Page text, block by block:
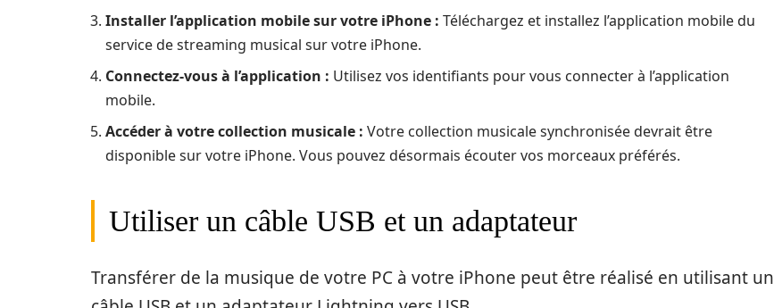
Installer l’application mobile sur votre iPhone : Téléchargez et installez l’application mobile du
service de streaming musical sur votre iPhone.
Connectez-vous à l’application : Utilisez vos identifiants pour vous connecter à l’application
mobile.
Accéder à votre collection musicale : Votre collection musicale synchronisée devrait être
disponible sur votre iPhone. Vous pouvez désormais écouter vos morceaux préférés.
Utiliser un câble USB et un adaptateur
Transférer de la musique de votre PC à votre iPhone peut être réalisé en utilisant un